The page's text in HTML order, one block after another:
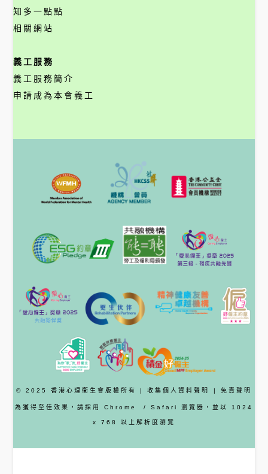
知多一點點
相關網站
義工服務
義工服務簡介
申請成為本會義工
© 2025 香港心理衞生會版權所有 | 收集個人資料聲明 | 免責聲明
為獲得至佳效果，請採用 Chrome / Safari 瀏覽器 ，並以 1024
x 768 以上解析度瀏覽